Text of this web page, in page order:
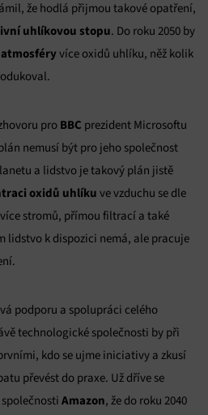
že hodlá přijmou takové opatření,
uhlíkovou stopu. Do roku 2050 by
více oxidů uhlíku, něž kolik
pro BBC prezident Microsoftu
nemusí být pro jeho společnost
a lidstvo je takový plán jistě
oxidů uhlíku ve vzduchu se dle
stromů, přímou filtrací a také
lidstvo k dispozici nemá, ale pracuje
podporu a spolupráci celého
technologické společnosti by při
kdo se ujme iniciativy a zkusí
převést do praxe. Už dříve se
společnosti Amazon, že do roku 2040